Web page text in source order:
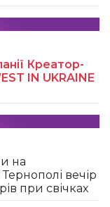
Креатор-
IN UKRAINE
на
вечір
при свічках